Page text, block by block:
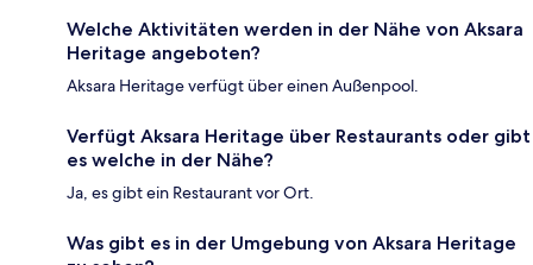
Welche Aktivitäten werden in der Nähe von Aksara
Heritage angeboten?
Aksara Heritage verfügt über einen Außenpool.
Verfügt Aksara Heritage über Restaurants oder gibt
es welche in der Nähe?
Ja, es gibt ein Restaurant vor Ort.
Was gibt es in der Umgebung von Aksara Heritage